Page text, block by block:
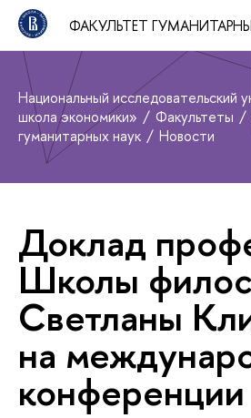
ФАКУЛЬТЕТ
Национальный исследовательский
школа экономики»
Факультеты
гуманитарных наук
Новости
Доклад
Школы
Светланы
на